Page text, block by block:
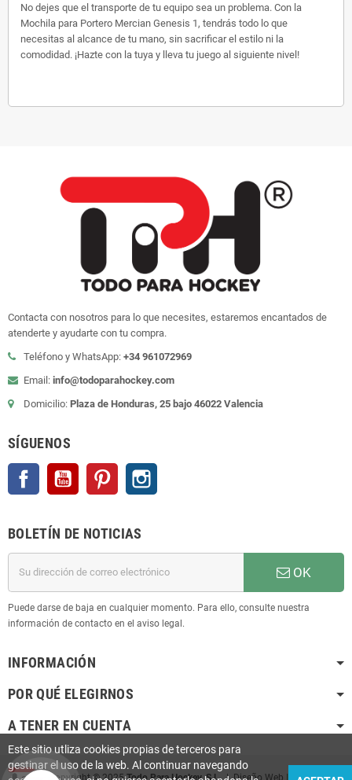
No dejes que el transporte de tu equipo sea un problema. Con la
Mochila para Portero Mercian Genesis 1, tendrás todo lo que
necesitas al alcance de tu mano, sin sacrificar el estilo ni la
comodidad. ¡Hazte con la tuya y lleva tu juego al siguiente nivel!
Contacta con nosotros para lo que necesites, estaremos encantados de
atenderte y ayudarte con tu compra.
Teléfono y WhatsApp: +34 961072969
Email: info@todoparahockey.com
Domicilio: Plaza de Honduras, 25 bajo 46022 Valencia
SÍGUENOS
Facebook YouTube Pinterest
BOLETÍN DE NOTICIAS
OK
Puede darse de baja en cualquier momento. Para ello, consulte nuestra
información de contacto en el aviso legal.
INFORMACIÓN
POR QUÉ ELEGIRNOS
A TENER EN CUENTA
Copyright © 2025Todo Para Hockey, S.L.| Diseño Web Infoactiu
Este sitio utliza cookies propias de terceros para
gestinar el uso de la web. Al continuar navegando